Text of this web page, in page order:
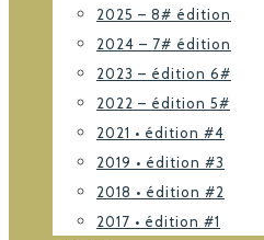
2025 – 8# édition
2024 – 7# édition
2023 – édition 6#
2022 – édition 5#
2021 • édition #4
2019 • édition #3
2018 • édition #2
2017 • édition #1